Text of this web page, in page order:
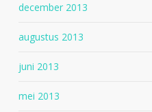
december 2013
augustus 2013
juni 2013
mei 2013